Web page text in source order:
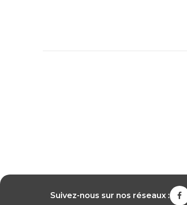
Suivez-nous sur nos réseaux :